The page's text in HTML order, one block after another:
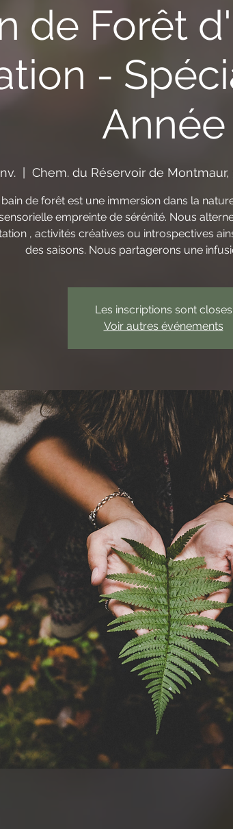
de Forêt
-
Année
  |
Chem. du Réservoir de
bain de forêt est une immersion dans la
empreinte de sérénité. Nous
, activités créatives ou introspectives
des saisons. Nous partagerons une
Les inscriptions sont closes
Voir autres événements